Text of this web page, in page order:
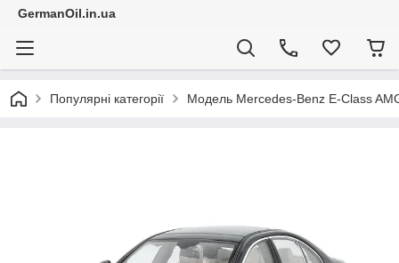
GermanOil.in.ua
Популярні категорії Модель Mercedes-Benz E-Class